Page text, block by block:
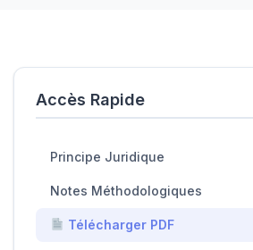
Accès Rapide
Principe Juridique
Notes Méthodologiques
Télécharger PDF